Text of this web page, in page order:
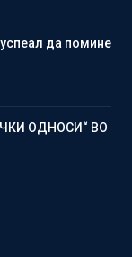
да помине
ОДНОСИ“ ВО